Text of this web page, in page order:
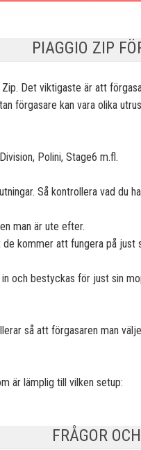
PIAGGIO ZIP
Det viktigaste är att
förgasare kan vara olika
Polini, Stage6 m.fl.
Så kontrollera vad
man är ute efter.
kommer att fungera på just
och bestyckas för just sin
så att förgasaren man
är lämplig till vilken setup:
FRÅGOR